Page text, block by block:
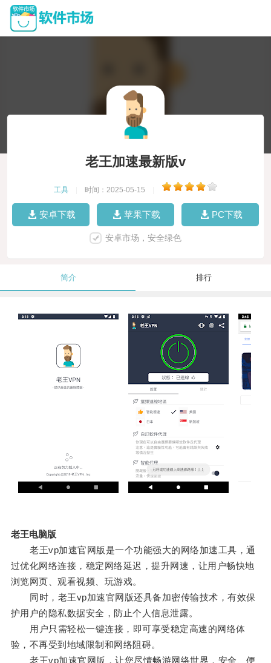
老王加速最新版v
工具 时间：2025-05-15
安卓下载 苹果下载 PC下载
安卓市场，安全绿色
简介 排行
老王电脑版
老王vp加速官网版是一个功能强大的网络加速工具，通
过优化网络连接，稳定网络延迟，提升网速，让用户畅快地
浏览网页、观看视频、玩游戏。
同时，老王vp加速官网版还具备加密传输技术，有效保
护用户的隐私数据安全，防止个人信息泄露。
用户只需轻松一键连接，即可享受稳定高速的网络体
验，不再受到地域限制和网络阻碍。
老王vp加速官网版，让您尽情畅游网络世界，安全、便